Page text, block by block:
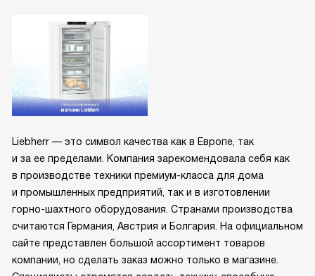
Liebherr — это символ качества как в Европе, так
и за ее пределами. Компания зарекомендовала себя как
в производстве техники премиум-класса для дома
и промышленных предприятий, так и в изготовлении
горно-шахтного оборудования. Странами производства
считаются Германия, Австрия и Болгария. На официальном
сайте представлен большой ассортимент товаров
компании, но сделать заказ можно только в магазине.